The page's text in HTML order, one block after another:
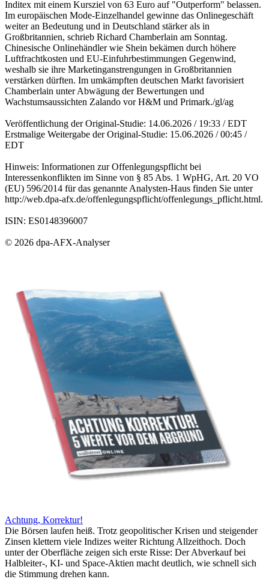
Inditex mit einem Kursziel von 63 Euro auf "Outperform" belassen.
Im europäischen Mode-Einzelhandel gewinne das Onlinegeschäft
weiter an Bedeutung und in Deutschland stärker als in
Großbritannien, schrieb Richard Chamberlain am Sonntag.
Chinesische Onlinehändler wie Shein bekämen durch höhere
Luftfrachtkosten und EU-Einfuhrbestimmungen Gegenwind,
weshalb sie ihre Marketinganstrengungen in Großbritannien
verstärken dürften. Im umkämpften deutschen Markt favorisiert
Chamberlain unter Abwägung der Bewertungen und
Wachstumsaussichten Zalando vor H&M und Primark./gl/ag
Veröffentlichung der Original-Studie: 14.06.2026 / 19:33 / EDT
Erstmalige Weitergabe der Original-Studie: 15.06.2026 / 00:45 /
EDT
Hinweis: Informationen zur Offenlegungspflicht bei
Interessenkonflikten im Sinne von § 85 Abs. 1 WpHG, Art. 20 VO
(EU) 596/2014 für das genannte Analysten-Haus finden Sie unter
http://web.dpa-afx.de/offenlegungspflicht/offenlegungs_pflicht.html.
ISIN: ES0148396007
© 2026 dpa-AFX-Analyser
Achtung, Korrektur!
Die Börsen laufen heiß. Trotz geopolitischer Krisen und steigender
Zinsen klettern viele Indizes weiter Richtung Allzeithoch. Doch
unter der Oberfläche zeigen sich erste Risse: Der Abverkauf bei
Halbleiter-, KI- und Space-Aktien macht deutlich, wie schnell sich
die Stimmung drehen kann.